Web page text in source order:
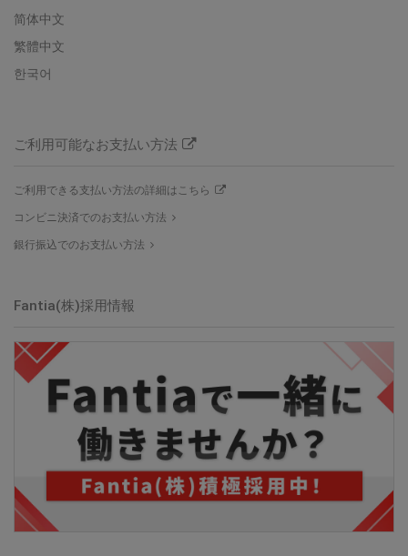
简体中文
繁體中文
한국어
ご利用可能なお支払い方法
ご利用できる支払い方法の詳細はこちら
コンビニ決済でのお支払い方法
銀行振込でのお支払い方法
Fantia(株)採用情報